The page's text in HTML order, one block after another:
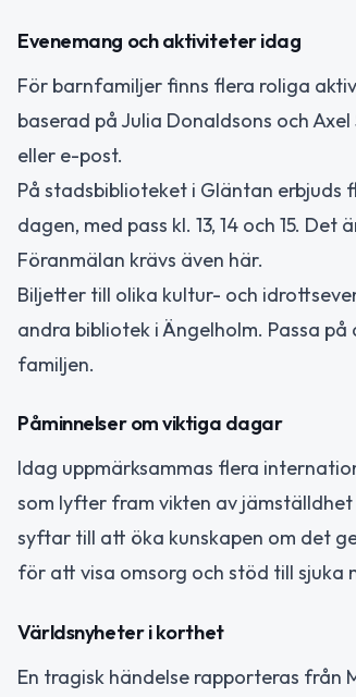
Evenemang och aktiviteter idag
För barnfamiljer finns flera roliga
baserad på Julia Donaldsons och
eller e-post.
På stadsbiblioteket i Gläntan
dagen, med pass kl. 13, 14 och 15.
Föranmälan krävs även här.
Biljetter till olika kultur- och
andra bibliotek i Ängelholm. Passa
familjen.
Påminnelser om viktiga dagar
Idag uppmärksammas flera
som lyfter fram vikten av
syftar till att öka kunskapen om det
för att visa omsorg och stöd till sjuka
Världsnyheter i korthet
En tragisk händelse rapporteras från